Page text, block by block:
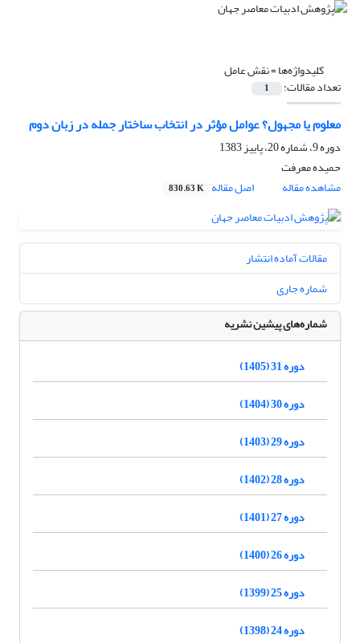
کلیدواژه‌ها =نقش عامل
تعداد مقالات: 1
معلوم یا مجهول؟ عوامل مؤثر در انتخاب ساختار جمله در زبان دوم
دوره 9، شماره 20، پاییز 1383
حمیده معرفت
مشاهده مقاله
اصل مقاله 830.63 K
مقالات آماده انتشار
شماره جاری
شماره‌های پیشین نشریه
دوره 31 (1405)
دوره 30 (1404)
دوره 29 (1403)
دوره 28 (1402)
دوره 27 (1401)
دوره 26 (1400)
دوره 25 (1399)
دوره 24 (1398)